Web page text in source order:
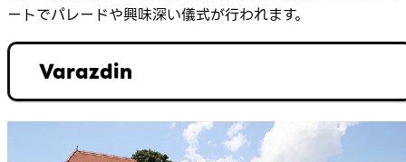
ートでパレードや興味深い儀式が行われます。
Varazdin